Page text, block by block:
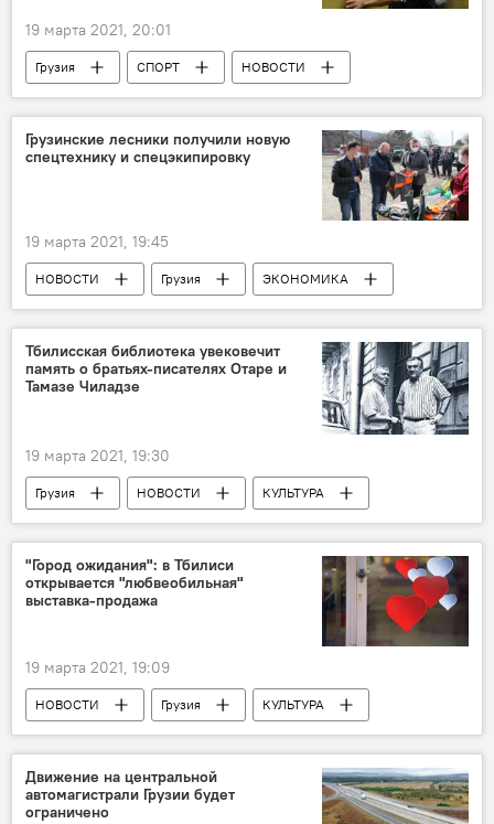
19 марта 2021, 20:01
Грузия СПОРТ
НОВОСТИ
Футбол
Сборная Грузии по футболу
Грузинские лесники получили новую
спецтехнику и спецэкипировку
19 марта 2021, 19:45
НОВОСТИ Грузия
ЭКОНОМИКА
Национальное лесное агентство
техника
Тбилисская библиотека увековечит
память о братьях-писателях Отаре и
Тамазе Чиладзе
19 марта 2021, 19:30
Грузия НОВОСТИ
КУЛЬТУРА
Культурная жизнь Грузии
Тбилиси
"Город ожидания": в Тбилиси
открывается "любвеобильная"
выставка-продажа
19 марта 2021, 19:09
НОВОСТИ Грузия
КУЛЬТУРА
Культурная жизнь Грузии
Тбилиси
Движение на центральной
автомагистрали Грузии будет
ограничено